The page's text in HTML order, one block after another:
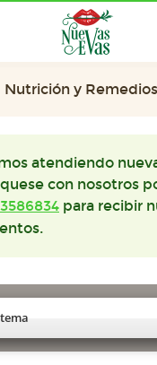
Nutrición y
atendiendo
con nosotros
para recibir